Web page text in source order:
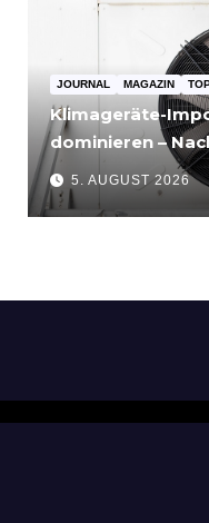
JOURNAL MAGAZIN
Klimageräte-
dominieren –
5. AUGUST 2026